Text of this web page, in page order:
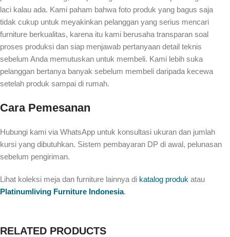
laci kalau ada. Kami paham bahwa foto produk yang bagus saja
tidak cukup untuk meyakinkan pelanggan yang serius mencari
furniture berkualitas, karena itu kami berusaha transparan soal
proses produksi dan siap menjawab pertanyaan detail teknis
sebelum Anda memutuskan untuk membeli. Kami lebih suka
pelanggan bertanya banyak sebelum membeli daripada kecewa
setelah produk sampai di rumah.
Cara Pemesanan
Hubungi kami via WhatsApp untuk konsultasi ukuran dan jumlah
kursi yang dibutuhkan. Sistem pembayaran DP di awal, pelunasan
sebelum pengiriman.
Lihat koleksi meja dan furniture lainnya di katalog produk atau
Platinumliving Furniture Indonesia.
RELATED PRODUCTS